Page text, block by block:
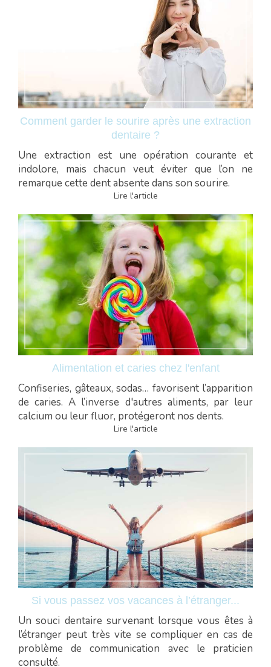
Comment garder le sourire après une extraction
dentaire ?
Une extraction est une opération courante et
indolore, mais chacun veut éviter que l’on ne
remarque cette dent absente dans son sourire.
Lire l'article
Alimentation et caries chez l'enfant
Confiseries, gâteaux, sodas… favorisent l’apparition
de caries. A l’inverse d'autres aliments, par leur
calcium ou leur fluor, protégeront nos dents.
Lire l'article
Si vous passez vos vacances à l’étranger...
Un souci dentaire survenant lorsque vous êtes à
l’étranger peut très vite se compliquer en cas de
problème de communication avec le praticien
consulté.